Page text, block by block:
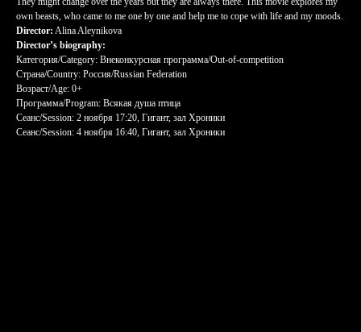
own beasts, who came to me one by one and help me to cope with life and my moods.
Director: Alina Aleynikova
Director’s biography:
Категория/Category: Внеконкурсная программа/Out-of-competition
Страна/Country: Россия/Russian Federation
Возраст/Age: 0+
Программа/Program: Всякая душа птица
Сеанс/Session: 2 ноября 17:20, Гигант, зал Хроники
Сеанс/Session: 4 ноября 16:40, Гигант, зал Хроники